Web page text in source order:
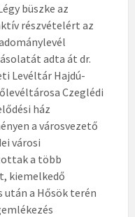
büszke az
részvételért az
adta át dr.
Levéltár Hajdú-
Czeglédi
ház
a városvezető
városi
a több
kiemelkedő
után a Hősök terén